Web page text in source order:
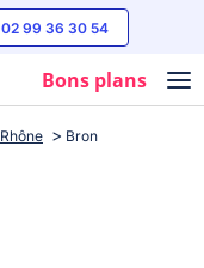
02 99 36 30 54
Bons plans
Rhône Bron